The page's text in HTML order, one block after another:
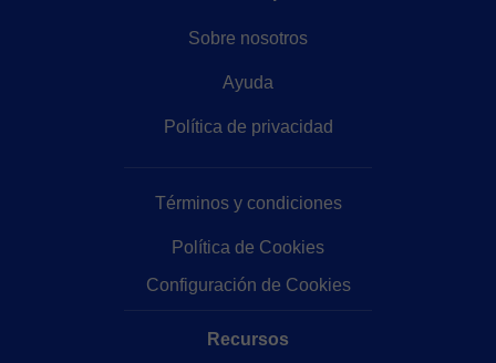
Sobre nosotros
Ayuda
Política de privacidad
Términos y condiciones
Política de Cookies
Configuración de Cookies
Recursos